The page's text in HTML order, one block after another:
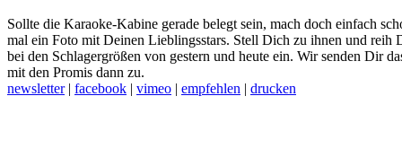
Sollte die Karaoke-Kabine gerade belegt sein, mach doch einfach
mal ein Foto mit Deinen Lieblingsstars. Stell Dich zu ihnen und reih
bei den Schlagergrößen von gestern und heute ein. Wir senden Dir
mit den Promis dann zu.
newsletter| facebook | vimeo | empfehlen | drucken